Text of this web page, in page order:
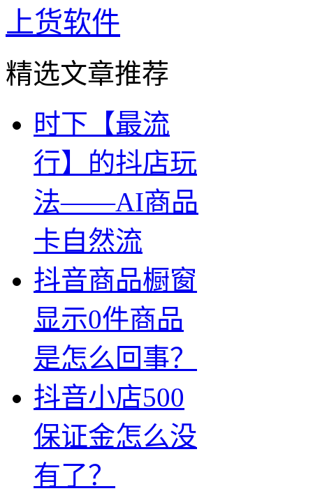
上货软件
精选文章推荐
时下【最流
行】的抖店玩
法——AI商品
卡自然流
抖音商品橱窗
显示0件商品
是怎么回事？
抖音小店500
保证金怎么没
有了？